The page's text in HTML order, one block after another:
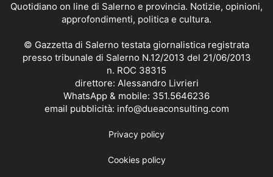
Quotidiano on line di Salerno e provincia. Notizie, opinioni,
approfondimenti, politica e cultura.
© Gazzetta di Salerno testata giornalistica registrata
presso tribunale di Salerno N.12/2013 del 21/06/2013
n. ROC 38315
direttore: Alessandro Livrieri
WhatsApp & mobile: 351.5646236
email pubblicità: info@dueaconsulting.com
Privacy policy
Cookies policy